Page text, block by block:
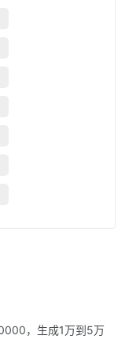
，生成1万到5万